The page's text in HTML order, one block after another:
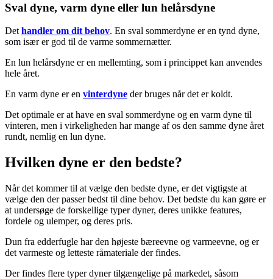
Sval dyne, varm dyne eller lun helårsdyne
Det handler om dit behov. En sval sommerdyne er en tynd dyne,
som især er god til de varme sommernætter.
En lun helårsdyne er en mellemting, som i princippet kan anvendes
hele året.
En varm dyne er en vinterdyne der bruges når det er koldt.
Det optimale er at have en sval sommerdyne og en varm dyne til
vinteren, men i virkeligheden har mange af os den samme dyne året
rundt, nemlig en lun dyne.
Hvilken dyne er den bedste?
Når det kommer til at vælge den bedste dyne, er det vigtigste at
vælge den der passer bedst til dine behov. Det bedste du kan gøre er
at undersøge de forskellige typer dyner, deres unikke features,
fordele og ulemper, og deres pris.
Dun fra edderfugle har den højeste bæreevne og varmeevne, og er
det varmeste og letteste råmateriale der findes.
Der findes flere typer dyner tilgængelige på markedet, såsom